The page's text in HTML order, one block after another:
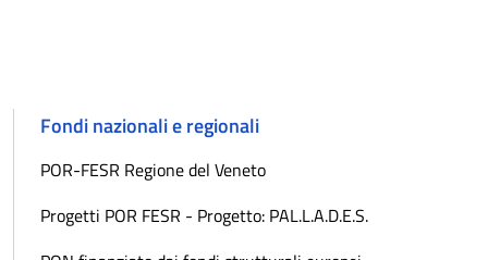
Fondi nazionali e regionali
POR-FESR Regione del Veneto
Progetti POR FESR - Progetto: PAL.L.A.D.E.S.